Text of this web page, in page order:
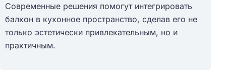
Современные решения помогут интегрировать
балкон в кухонное пространство, сделав его не
только эстетически привлекательным, но и
практичным.